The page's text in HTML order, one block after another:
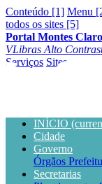
Conteúdo [1] Menu
todos os sites [5]
Portal Montes
VLibras Alto
Serviços Sites
INÍCIO
Cidade
Governo
Órgãos
Secretarias